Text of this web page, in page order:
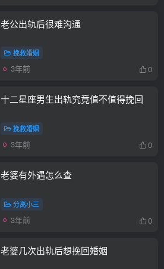
老公出轨后很难沟通
挽救婚姻
3年前 0
十二星座男生出轨究竟值不值得挽回
挽救婚姻
3年前 0
老婆有外遇怎么查
分离小三
3年前 0
老婆几次出轨后想挽回婚姻